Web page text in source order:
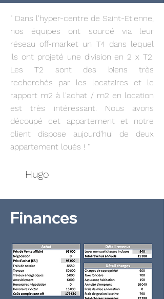
" Dans l'hyper-centre de Saint-Etienne,
nos équipes ont sourcé via leur
réseau off-market un T4 dans lequel
ils ont projeté une division en 2 x T2.
Les T2 sont des biens très
recherchés par les locataires et le
rapport m2 à l'achat / m2 en location
est très intéressant. Nous avons
découpé cet appartement et notre
client dispose aujourd'hui de deux
appartement loués ! "
Hugo
Finances